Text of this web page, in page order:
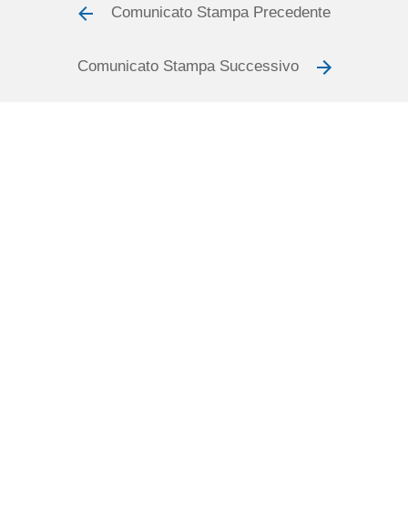
Comunicato Stampa Precedente
Comunicato Stampa Successivo